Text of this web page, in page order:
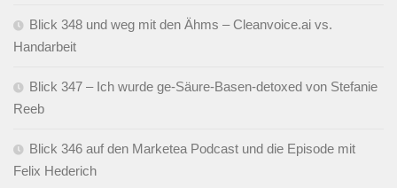
Blick 348 und weg mit den Ähms – Cleanvoice.ai vs.
Handarbeit
Blick 347 – Ich wurde ge-Säure-Basen-detoxed von Stefanie
Reeb
Blick 346 auf den Marketea Podcast und die Episode mit
Felix Hederich